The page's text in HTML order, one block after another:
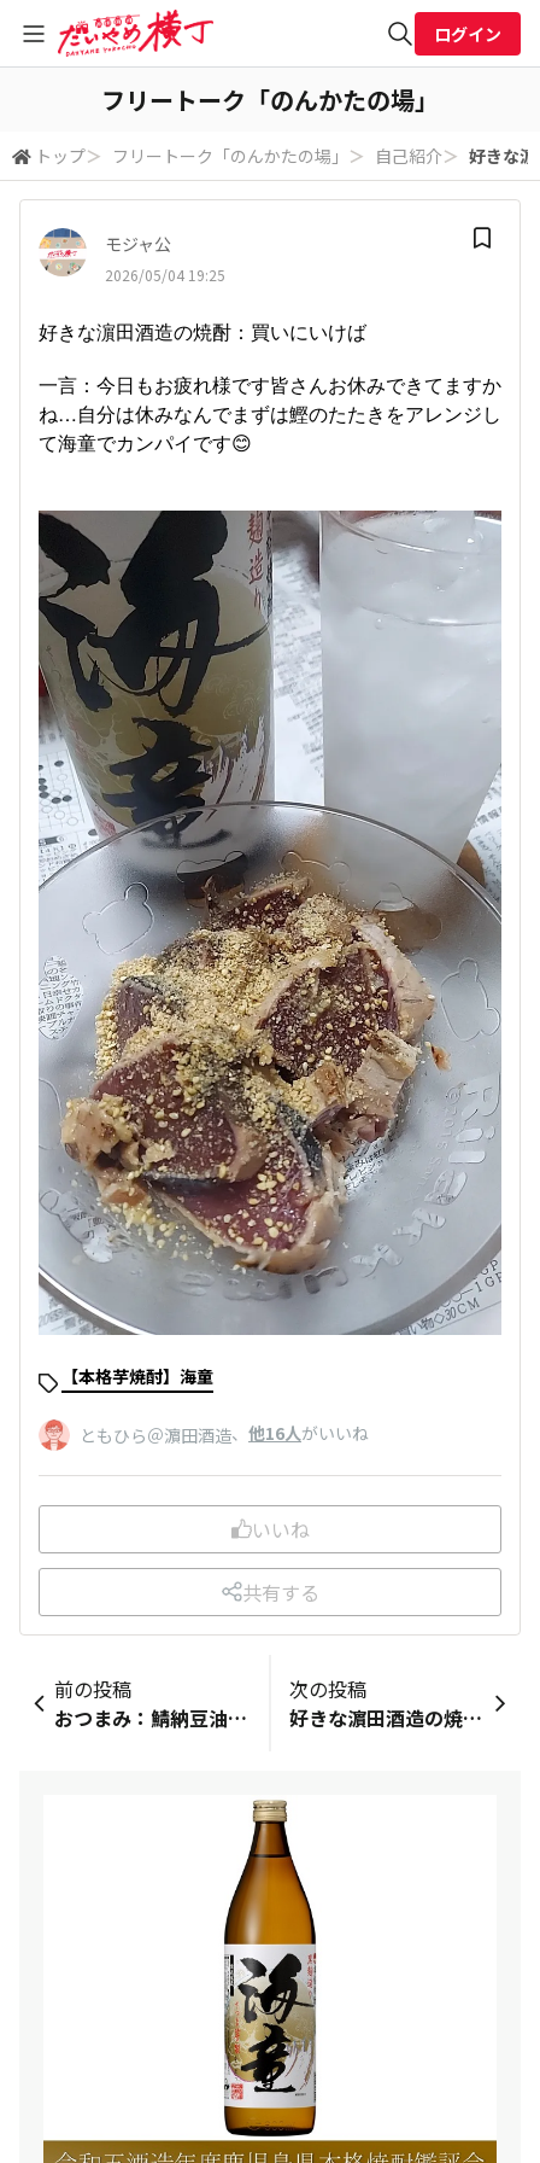
全体検索
検索
ログイン
フリートーク「のんかたの場」
トップ＞ フリートーク「のんかたの場」 ＞ 自己紹介＞ 好きな
モジャ公
2026/05/04 19:25
好きな濵田酒造の焼酎：買いにいけば
一言：今日もお疲れ様です皆さんお休みできてますか
ね…自分は休みなんでまずは鰹のたたきをアレンジし
て海童でカンパイです😊
【本格芋焼酎】海童
ともひら＠濵田酒造、 他16人がいいね
いいね
共有する
前の投稿
おつまみ：鯖納豆油揚げ簡単なレシピ：鯖水煮､納豆を混ぜて､お醤油とわさびをたんまり入れて､油あげに詰め込んでグリルへ！チョー簡単ヘルシー合うお酒・コメント：だいやめでいきます。
次の投稿
好きな濵田酒造の焼酎：隠し蔵限定やで一言：今日はBW最終なんで鱧と鰤と隠し蔵でカンパイてすよ麦で美味いのはこれしかないと思うの…正解よね😊